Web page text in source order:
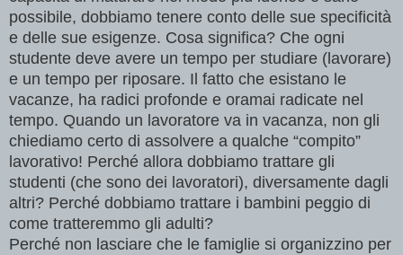
possibile, dobbiamo tenere conto delle sue specificità
e delle sue esigenze. Cosa significa? Che ogni
studente deve avere un tempo per studiare (lavorare)
e un tempo per riposare. Il fatto che esistano le
vacanze, ha radici profonde e oramai radicate nel
tempo. Quando un lavoratore va in vacanza, non gli
chiediamo certo di assolvere a qualche “compito”
lavorativo! Perché allora dobbiamo trattare gli
studenti (che sono dei lavoratori), diversamente dagli
altri? Perché dobbiamo trattare i bambini peggio di
come tratteremmo gli adulti?
Perché non lasciare che le famiglie si organizzino per